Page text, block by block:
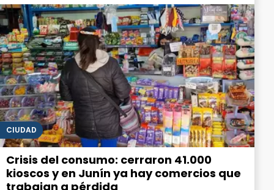
CIUDAD
Crisis del consumo: cerraron 41.000
kioscos y en Junín ya hay comercios que
trabajan a pérdida